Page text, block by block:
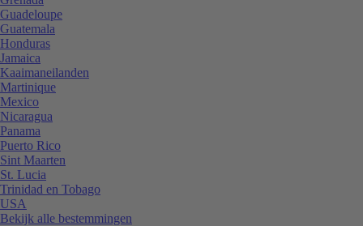
Guadeloupe
Guatemala
Honduras
Jamaica
Kaaimaneilanden
Martinique
Mexico
Nicaragua
Panama
Puerto Rico
Sint Maarten
St. Lucia
Trinidad en Tobago
USA
Bekijk alle bestemmingen